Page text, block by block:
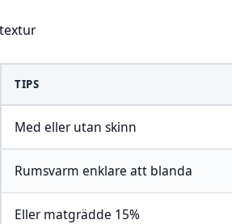
TIPS
Med eller utan skinn
Rumsvarm enklare att blanda
Eller matgrädde 15%